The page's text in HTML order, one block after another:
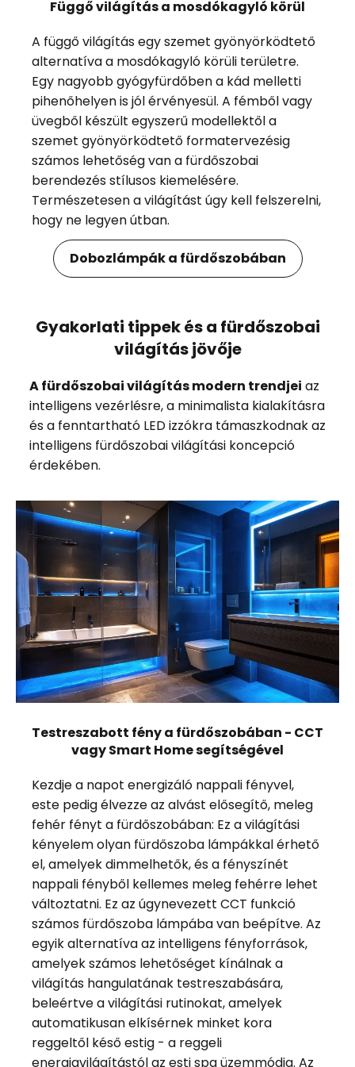
Függő világítás a mosdókagyló körül
A függő világítás egy szemet gyönyörködtető
alternatíva a mosdókagyló körüli területre.
Egy nagyobb gyógyfürdőben a kád melletti
pihenőhelyen is jól érvényesül. A fémből vagy
üvegből készült egyszerű modellektől a
szemet gyönyörködtető formatervezésig
számos lehetőség van a fürdőszobai
berendezés stílusos kiemelésére.
Természetesen a világítást úgy kell felszerelni,
hogy ne legyen útban.
Dobozlámpák a fürdőszobában
Gyakorlati tippek és a fürdőszobai
világítás jövője
A fürdőszobai világítás modern trendjei az
intelligens vezérlésre, a minimalista kialakításra
és a fenntartható LED izzókra támaszkodnak az
intelligens fürdőszobai világítási koncepció
érdekében.
Testreszabott fény a fürdőszobában - CCT
vagy Smart Home segítségével
Kezdje a napot energizáló nappali fényvel,
este pedig élvezze az alvást elősegítő, meleg
fehér fényt a fürdőszobában: Ez a világítási
kényelem olyan fürdőszoba lámpákkal érhető
el, amelyek dimmelhetők, és a fényszínét
nappali fényből kellemes meleg fehérre lehet
változtatni. Ez az úgynevezett CCT funkció
számos fürdőszoba lámpába van beépítve. Az
egyik alternatíva az intelligens fényforrások,
amelyek számos lehetőséget kínálnak a
világítás hangulatának testreszabására,
beleértve a világítási rutinokat, amelyek
automatikusan elkísérnek minket kora
reggeltől késő estig - a reggeli
energiavilágítástól az esti spa üzemmódig. Az